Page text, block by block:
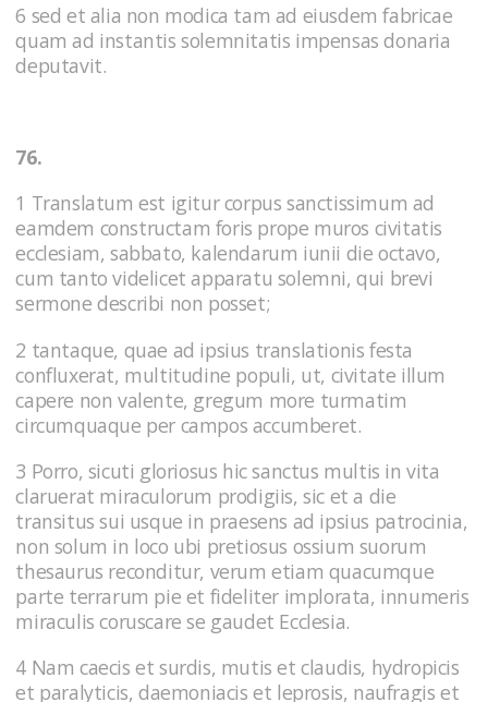
6 sed et alia non modica tam ad eiusdem fabricae
quam ad instantis solemnitatis impensas donaria
deputavit.
76.
1 Translatum est igitur corpus sanctissimum ad
eamdem constructam foris prope muros civitatis
ecclesiam, sabbato, kalendarum iunii die octavo,
cum tanto videlicet apparatu solemni, qui brevi
sermone describi non posset;
2 tantaque, quae ad ipsius translationis festa
confluxerat, multitudine populi, ut, civitate illum
capere non valente, gregum more turmatim
circumquaque per campos accumberet.
3 Porro, sicuti gloriosus hic sanctus multis in vita
claruerat miraculorum prodigiis, sic et a die
transitus sui usque in praesens ad ipsius patrocinia,
non solum in loco ubi pretiosus ossium suorum
thesaurus reconditur, verum etiam quacumque
parte terrarum pie et fideliter implorata, innumeris
miraculis coruscare se gaudet Ecclesia.
4 Nam caecis et surdis, mutis et claudis, hydropicis
et paralyticis, daemoniacis et leprosis, naufragis et